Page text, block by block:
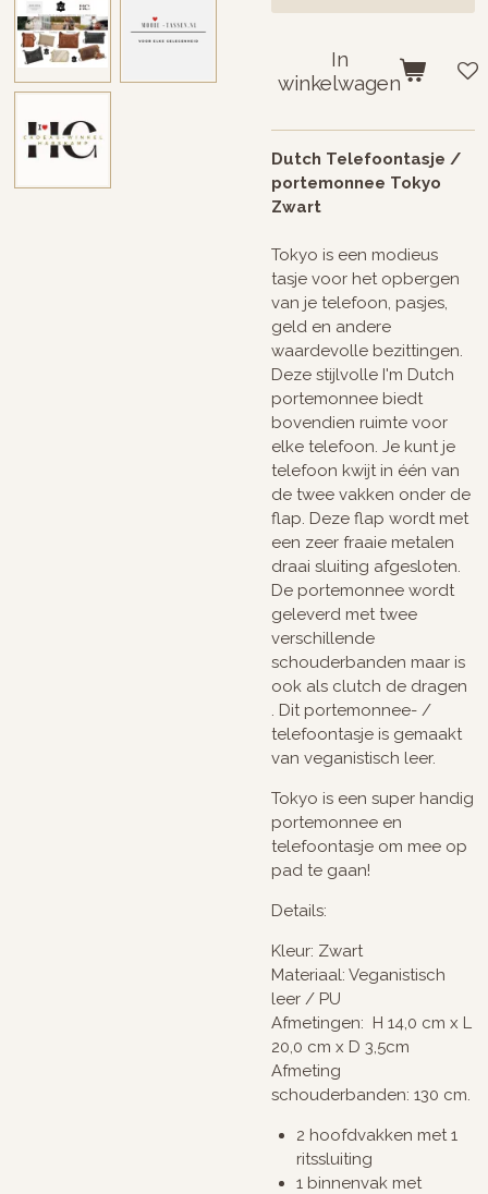
In
winkelwagen
Dutch Telefoontasje /
portemonnee Tokyo
Zwart
Tokyo is een modieus
tasje voor het opbergen
van je telefoon, pasjes,
geld en andere
waardevolle bezittingen.
Deze stijlvolle I'm Dutch
portemonnee biedt
bovendien ruimte voor
elke telefoon. Je kunt je
telefoon kwijt in één van
de twee vakken onder de
flap. Deze flap wordt met
een zeer fraaie metalen
draai sluiting afgesloten.
De portemonnee wordt
geleverd met twee
verschillende
schouderbanden maar is
ook als clutch de dragen
. Dit portemonnee- /
telefoontasje is gemaakt
van veganistisch leer.
Tokyo is een super handig
portemonnee en
telefoontasje om mee op
pad te gaan!
Details:
Kleur: Zwart
Materiaal: Veganistisch
leer / PU
Afmetingen: H 14,0 cm x L
20,0 cm x D 3,5cm
Afmeting
schouderbanden: 130 cm.
2 hoofdvakken met 1
ritssluiting
1 binnenvak met